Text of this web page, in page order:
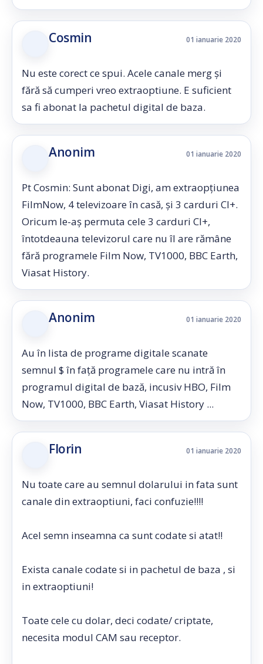
Cosmin 01 ianuarie 2020
Nu este corect ce spui. Acele canale merg și
fără să cumperi vreo extraoptiune. E suficient
sa fi abonat la pachetul digital de baza.
Anonim 01 ianuarie 2020
Pt Cosmin: Sunt abonat Digi, am extraopțiunea
FilmNow, 4 televizoare în casă, și 3 carduri CI+.
Oricum le-aș permuta cele 3 carduri CI+,
întotdeauna televizorul care nu îl are rămâne
fără programele Film Now, TV1000, BBC Earth,
Viasat History.
Anonim 01 ianuarie 2020
Au în lista de programe digitale scanate
semnul $ în față programele care nu intră în
programul digital de bază, incusiv HBO, Film
Now, TV1000, BBC Earth, Viasat History ...
Florin 01 ianuarie 2020
Nu toate care au semnul dolarului in fata sunt
canale din extraoptiuni, faci confuzie!!!!
Acel semn inseamna ca sunt codate si atat!!
Exista canale codate si in pachetul de baza , si
in extraoptiuni!
Toate cele cu dolar, deci codate/ criptate,
necesita modul CAM sau receptor.